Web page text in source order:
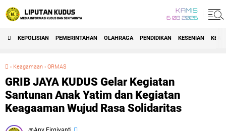
KAMIS
6 08 2026
KEPOLISIAN PEMERINTAHAN OLAHRAGA PENDIDIKAN KESENIAN
› Keagamaan › ORMAS
GRIB JAYA KUDUS Gelar Kegiatan
Santunan Anak Yatim dan Kegiatan
Keagaaman Wujud Rasa Solidaritas